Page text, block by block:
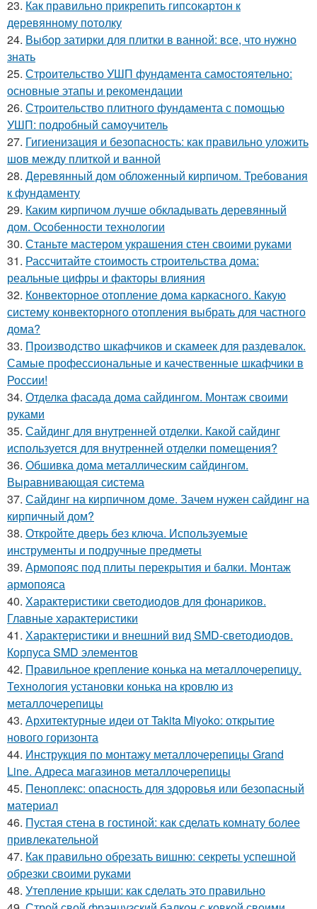
23. Как правильно прикрепить гипсокартон к
деревянному потолку
24. Выбор затирки для плитки в ванной: все, что нужно
знать
25. Строительство УШП фундамента самостоятельно:
основные этапы и рекомендации
26. Строительство плитного фундамента с помощью
УШП: подробный самоучитель
27. Гигиенизация и безопасность: как правильно уложить
шов между плиткой и ванной
28. Деревянный дом обложенный кирпичом. Требования
к фундаменту
29. Каким кирпичом лучше обкладывать деревянный
дом. Особенности технологии
30. Станьте мастером украшения стен своими руками
31. Рассчитайте стоимость строительства дома:
реальные цифры и факторы влияния
32. Конвекторное отопление дома каркасного. Какую
систему конвекторного отопления выбрать для частного
дома?
33. Производство шкафчиков и скамеек для раздевалок.
Самые профессиональные и качественные шкафчики в
России!
34. Отделка фасада дома сайдингом. Монтаж своими
руками
35. Сайдинг для внутренней отделки. Какой сайдинг
используется для внутренней отделки помещения?
36. Обшивка дома металлическим сайдингом.
Выравнивающая система
37. Сайдинг на кирпичном доме. Зачем нужен сайдинг на
кирпичный дом?
38. Откройте дверь без ключа. Используемые
инструменты и подручные предметы
39. Армопояс под плиты перекрытия и балки. Монтаж
армопояса
40. Характеристики светодиодов для фонариков.
Главные характеристики
41. Характеристики и внешний вид SMD-светодиодов.
Корпуса SMD элементов
42. Правильное крепление конька на металлочерепицу.
Технология установки конька на кровлю из
металлочерепицы
43. Архитектурные идеи от Takita Miyoko: открытие
нового горизонта
44. Инструкция по монтажу металлочерепицы Grand
Line. Адреса магазинов металлочерепицы
45. Пеноплекс: опасность для здоровья или безопасный
материал
46. Пустая стена в гостиной: как сделать комнату более
привлекательной
47. Как правильно обрезать вишню: секреты успешной
обрезки своими руками
48. Утепление крыши: как сделать это правильно